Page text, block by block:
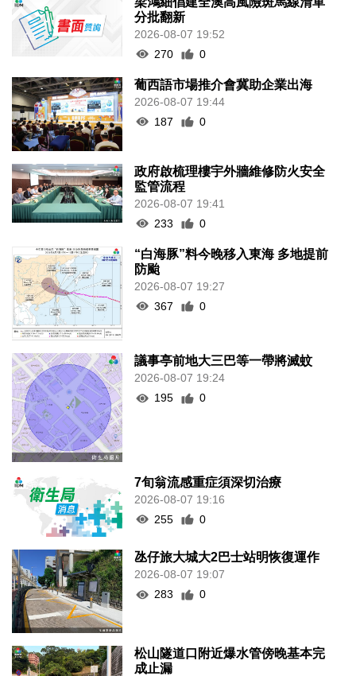
分批翻新
2026-08-07 19:52
270
0
葡西語市場推介會冀助企業出海
2026-08-07 19:44
187
0
政府啟梳理樓宇外牆維修防火安全
監管流程
2026-08-07 19:41
233
0
“白海豚”料今晚移入東海 多地提前
防颱
2026-08-07 19:27
367
0
議事亭前地大三巴等一帶將滅蚊
2026-08-07 19:24
195
0
7旬翁流感重症須深切治療
2026-08-07 19:16
255
0
氹仔旅大城大2巴士站明恢復運作
2026-08-07 19:07
283
0
松山隧道口附近爆水管傍晚基本完
成止漏